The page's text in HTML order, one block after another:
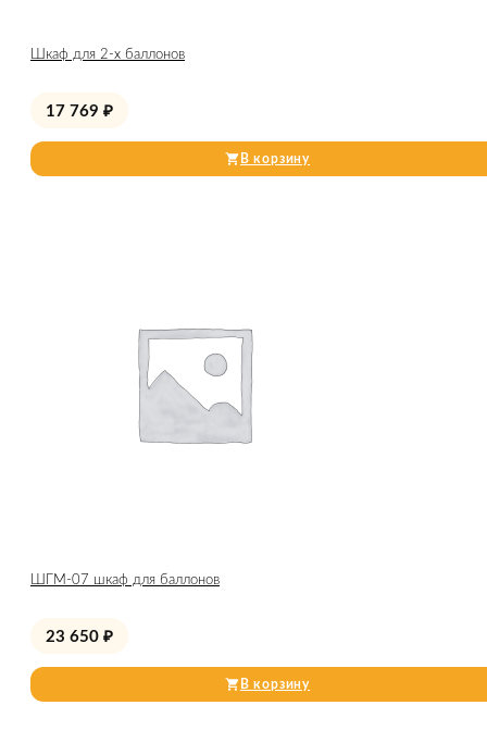
Шкаф для 2-х баллонов
17 769 ₽
В корзину
ШГМ-07 шкаф для баллонов
23 650 ₽
В корзину